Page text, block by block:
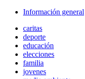
Información general
caritas
deporte
educación
elecciones
familia
jovenes